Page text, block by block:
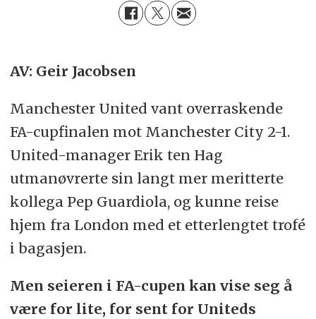
AV: Geir Jacobsen
Manchester United vant overraskende
FA-cupfinalen mot Manchester City 2-1.
United-manager Erik ten Hag
utmanøvrerte sin langt mer meritterte
kollega Pep Guardiola, og kunne reise
hjem fra London med et etterlengtet trofé
i bagasjen.
Men seieren i FA-cupen kan vise seg å
være for lite, for sent for Uniteds